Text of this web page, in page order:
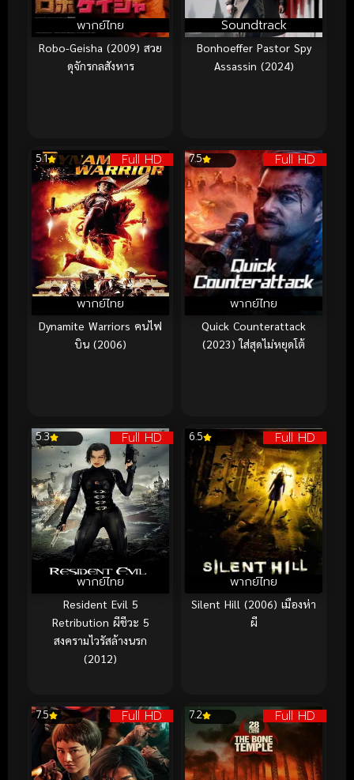
พากย์ไทย
Robo-Geisha (2009) สวย
ดุจักรกลสังหาร
Soundtrack
Bonhoeffer Pastor Spy
Assassin (2024)
Full HD
พากย์ไทย
5.1
Dynamite Warriors คนไฟ
บิน (2006)
Full HD
พากย์ไทย
7.5
Quick Counterattack
(2023) ใส่สุดไม่หยุดโต้
Full HD
พากย์ไทย
5.3
Resident Evil 5
Retribution ผีชีวะ 5
สงครามไวรัสล้างนรก
(2012)
Full HD
พากย์ไทย
6.5
Silent Hill (2006) เมืองห่า
ผี
Full HD
7.5 Full HD
7.2